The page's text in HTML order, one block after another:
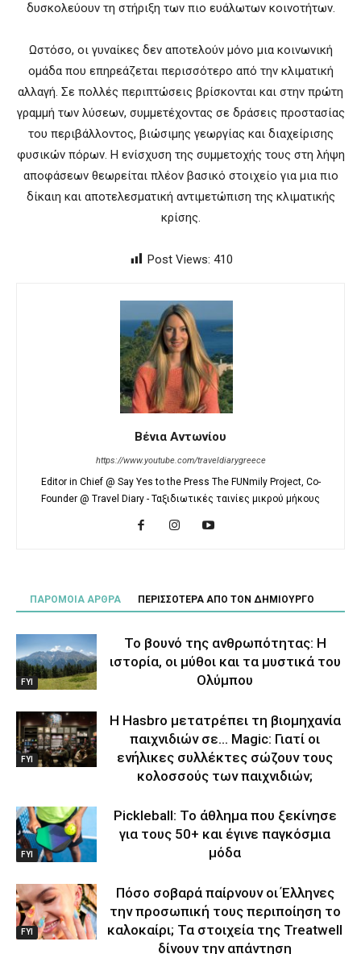
δυσκολεύουν τη στήριξη των πιο ευάλωτων κοινοτήτων.
Ωστόσο, οι γυναίκες δεν αποτελούν μόνο μια κοινωνική
ομάδα που επηρεάζεται περισσότερο από την κλιματική
αλλαγή. Σε πολλές περιπτώσεις βρίσκονται και στην πρώτη
γραμμή των λύσεων, συμμετέχοντας σε δράσεις προστασίας
του περιβάλλοντος, βιώσιμης γεωργίας και διαχείρισης
φυσικών πόρων. Η ενίσχυση της συμμετοχής τους στη λήψη
αποφάσεων θεωρείται πλέον βασικό στοιχείο για μια πιο
δίκαιη και αποτελεσματική αντιμετώπιση της κλιματικής
κρίσης.
Post Views: 410
Βένια Αντωνίου
https://www.youtube.com/traveldiarygreece
Editor in Chief @ Say Yes to the Press The FUNmily Project, Co-
Founder @ Travel Diary - Ταξιδιωτικές ταινίες μικρού μήκους
ΠΑΡΟΜΟΙΑ ΑΡΘΡΑ ΠΕΡΙΣΣΟΤΕΡΑ ΑΠΟ ΤΟΝ ΔΗΜΙΟΥΡΓΟ
FYI
Το βουνό της ανθρωπότητας: Η
ιστορία, οι μύθοι και τα μυστικά του
Ολύμπου
FYI
Η Hasbro μετατρέπει τη βιομηχανία
παιχνιδιών σε… Magic: Γιατί οι
ενήλικες συλλέκτες σώζουν τους
κολοσσούς των παιχνιδιών;
FYI
Pickleball: Το άθλημα που ξεκίνησε
για τους 50+ και έγινε παγκόσμια
μόδα
FYI
Πόσο σοβαρά παίρνουν οι Έλληνες
την προσωπική τους περιποίηση το
καλοκαίρι; Τα στοιχεία της Treatwell
δίνουν την απάντηση